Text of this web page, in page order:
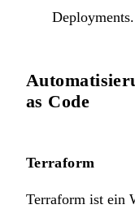
Deployments.
as Code
Terraform
Terraform ist ein